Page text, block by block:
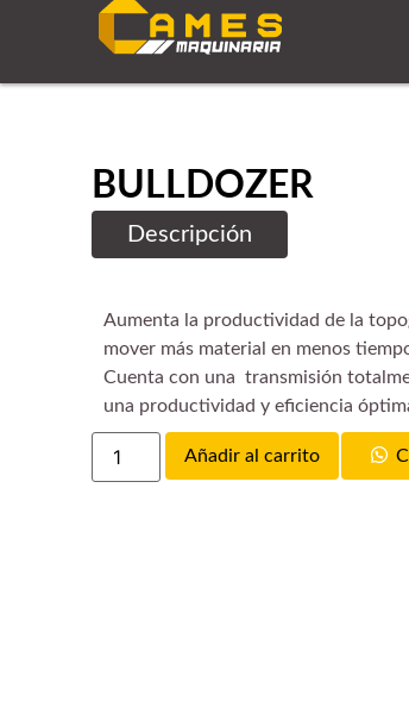
BULLDOZER
Descripción
Aumenta la productividad de la
mover más material en menos
Cuenta con una transmisión
una productividad y eficiencia
Añadir al carrito